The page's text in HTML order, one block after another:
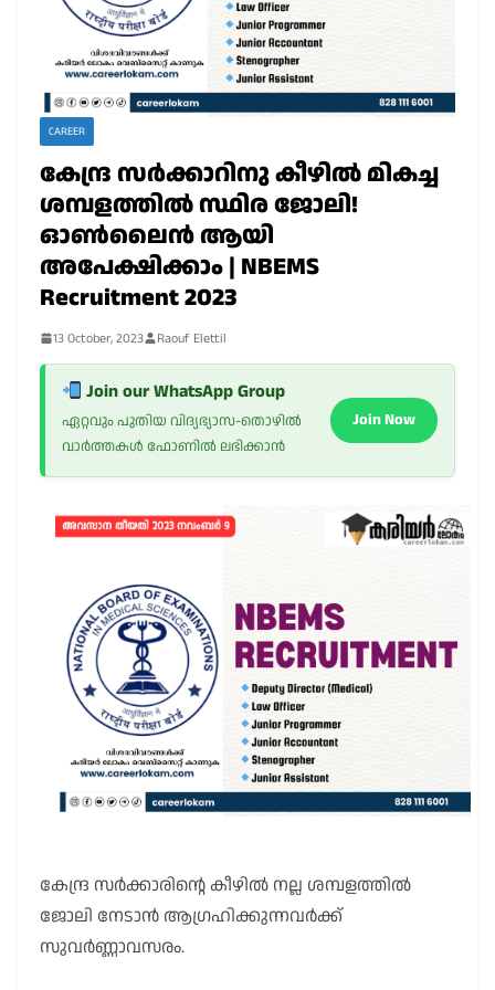
CAREER
കേന്ദ്ര സർക്കാറിനു കീഴിൽ മികച്ച
ശമ്പളത്തിൽ സ്ഥിര ജോലി!
ഓൺലൈൻ ആയി
അപേക്ഷിക്കാം | NBEMS
Recruitment 2023
13 October, 2023 Raouf Elettil
Join our WhatsApp Group
ഏറ്റവും പുതിയ വിദ്യഭ്യാസ-തൊഴിൽ
വാർത്തകൾ ഫോണിൽ ലഭിക്കാൻ
Join Now
കേന്ദ്ര സർക്കാരിന്റെ കീഴിൽ നല്ല ശമ്പളത്തിൽ
ജോലി നേടാൻ ആഗ്രഹിക്കുന്നവർക്ക്
സുവർണ്ണാവസരം.